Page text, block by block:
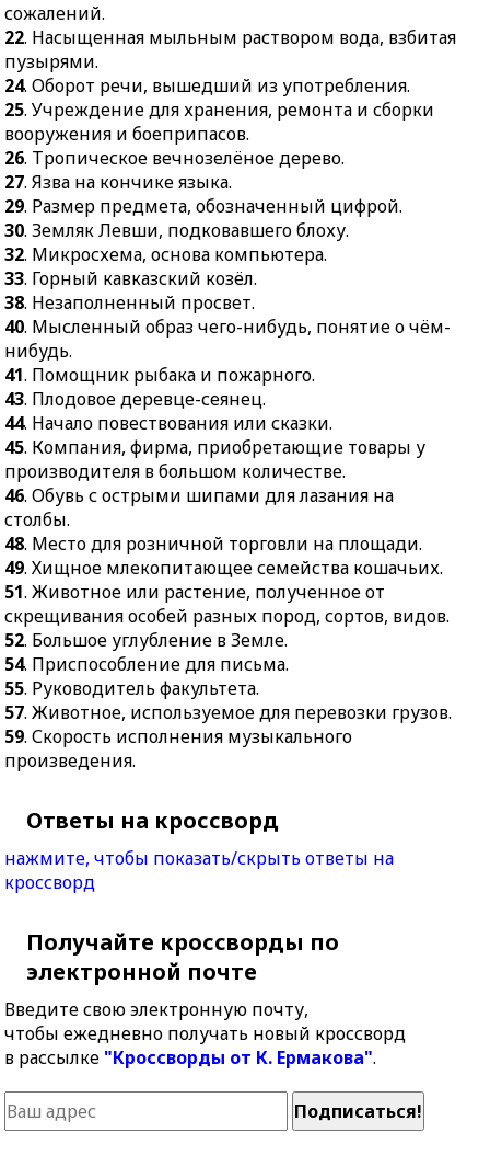
61.Одно из четырёх
основных направлений
на компасе.
62.Денежные средства,
переданные в банк для
хранения.
63.Высшее или среднее
учебное заведение.
64.Светильник, лампа.
перевозки грузов.
59.Скорость исполнения
музыкального
произведения.
сожалений.
22. Насыщенная мыльным раствором вода, взбитая
пузырями.
24. Оборот речи, вышедший из употребления.
25. Учреждение для хранения, ремонта и сборки
вооружения и боеприпасов.
26. Тропическое вечнозелёное дерево.
27. Язва на кончике языка.
29. Размер предмета, обозначенный цифрой.
30. Земляк Левши, подковавшего блоху.
32. Микросхема, основа компьютера.
33. Горный кавказский козёл.
38. Незаполненный просвет.
40. Мысленный образ чего-нибудь, понятие о чём-
нибудь.
41. Помощник рыбака и пожарного.
43. Плодовое деревце-сеянец.
44. Начало повествования или сказки.
45. Компания, фирма, приобретающие товары у
производителя в большом количестве.
46. Обувь с острыми шипами для лазания на
столбы.
48. Место для розничной торговли на площади.
49. Хищное млекопитающее семейства кошачьих.
51. Животное или растение, полученное от
скрещивания особей разных пород, сортов, видов.
52. Большое углубление в Земле.
54. Приспособление для письма.
55. Руководитель факультета.
57. Животное, используемое для перевозки грузов.
59. Скорость исполнения музыкального
произведения.
Ответы на кроссворд
нажмите, чтобы показать/скрыть ответы на
кроссворд
Получайте кроссворды по
электронной почте
Введите свою электронную почту,
чтобы ежедневно получать новый кроссворд
в рассылке "Кроссворды от К. Ермакова".